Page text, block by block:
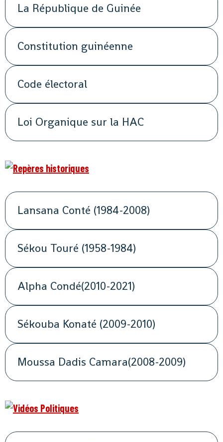
La République de Guinée
Constitution guinéenne
Code électoral
Loi Organique sur la HAC
Lansana Conté (1984-2008)
Sékou Touré (1958-1984)
Alpha Condé(2010-2021)
Sékouba Konaté (2009-2010)
Moussa Dadis Camara(2008-2009)